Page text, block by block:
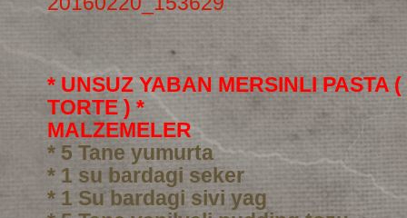
* UNSUZ YABAN MERSINLI PASTA
TORTE ) *
MALZEMELER
* 5 Tane yumurta
* 1 su bardagi seker
* 1 Su bardagi sivi yag